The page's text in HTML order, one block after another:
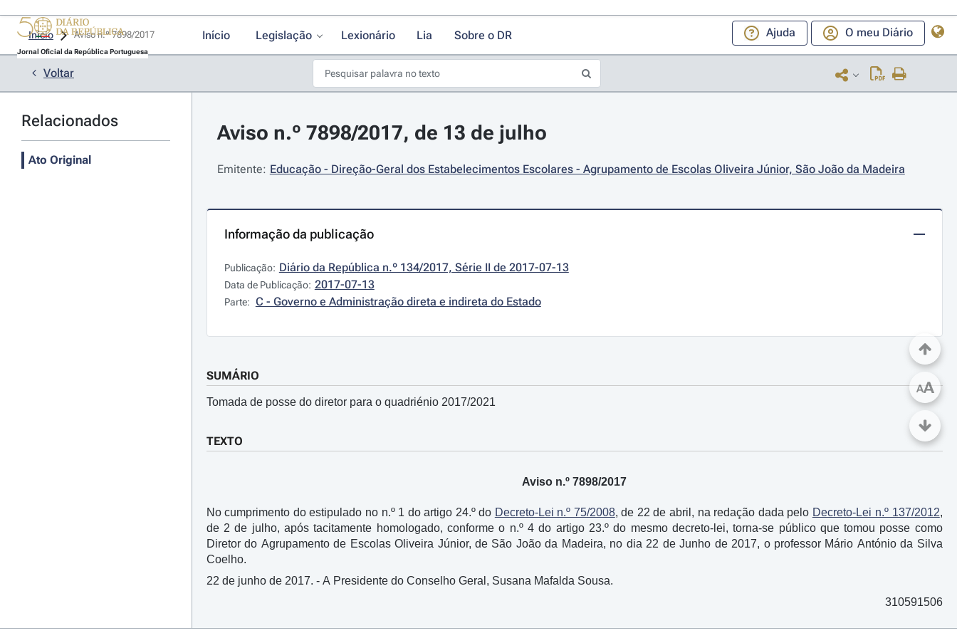
Jornal Oficial da República Portuguesa
Início Legislação Lexionário Lia Sobre o DR Ajuda O meu Diário
Início
Voltar
Relacionados
Ato Original
Aviso n.º 7898/2017, de 13 de julho
Emitente: Educação - Direção-Geral dos Estabelecimentos Escolares - Agrupamento de Escolas Oliveira Júnior, São João da Madeira
Informação da publicação
Publicação: Diário da República n.º 134/2017, Série II de 2017-07-13
Data de Publicação: 2017-07-13
Parte: C - Governo e Administração direta e indireta do Estado
SUMÁRIO
Tomada de posse do diretor para o quadriénio 2017/2021
TEXTO
Aviso n.º 7898/2017
No cumprimento do estipulado no n.º 1 do artigo 24.º do Decreto-Lei n.º 75/2008, de 22 de abril, na redação dada pelo Decreto-Lei n.º 137/2012,
de 2 de julho, após tacitamente homologado, conforme o n.º 4 do artigo 23.º do mesmo decreto-lei, torna-se público que tomou posse como
Diretor do Agrupamento de Escolas Oliveira Júnior, de São João da Madeira, no dia 22 de Junho de 2017, o professor Mário António da Silva
Coelho.
22 de junho de 2017. - A Presidente do Conselho Geral, Susana Mafalda Sousa.
310591506
AA